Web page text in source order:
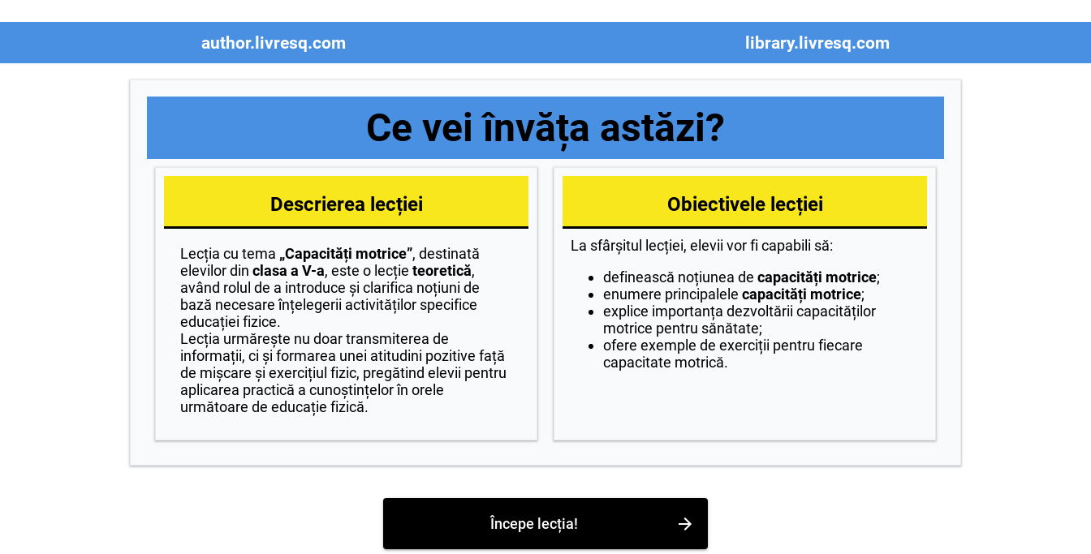
author.livresq.com library.livresq.com
Ce vei învăța astăzi?
Descrierea lecției
Lecția cu tema „Capacități motrice”, destinată
elevilor din clasa a V-a, este o lecție teoretică,
având rolul de a introduce și clarifica noțiuni de
bază necesare înțelegerii activităților specifice
educației fizice.
Lecția urmărește nu doar transmiterea de
informații, ci și formarea unei atitudini pozitive față
de mișcare și exercițiul fizic, pregătind elevii pentru
aplicarea practică a cunoștințelor în orele
următoare de educație fizică.
Obiectivele lecției
La sfârșitul lecției, elevii vor fi capabili să:
definească noțiunea de capacități motrice;
enumere principalele capacități motrice;
explice importanța dezvoltării capacităților
motrice pentru sănătate;
ofere exemple de exerciții pentru fiecare
capacitate motrică.
Începe lecția!